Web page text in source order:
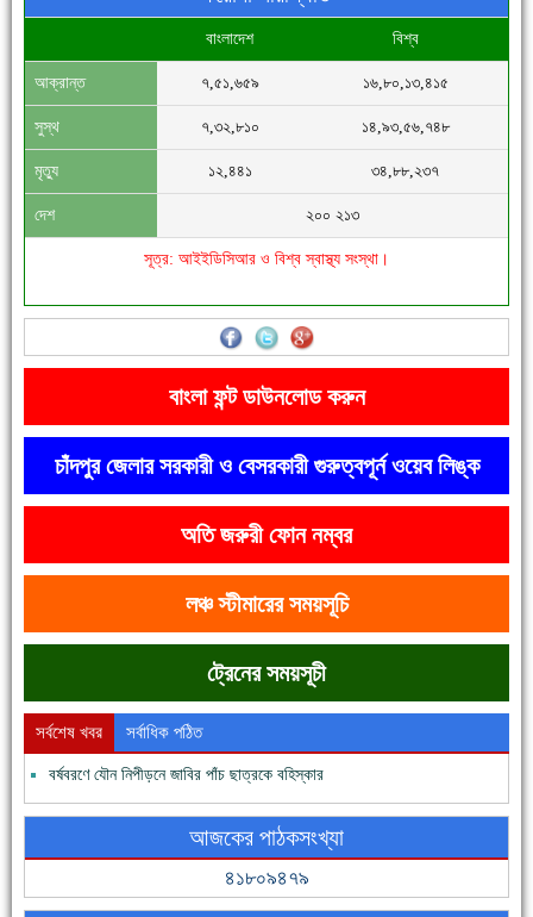
সিগমা ওয়েল ইন্ডাস্ট্রির মেকানিক ও গ্রাহক সভা
'বাংলা সাহিত্যানুরাগীরা তাঁর অবদানকে চিরকাল স্মরণ করবে'
দেশে রাস্তাঘাটসহ অনেক কিছুই হয়েছে, বাড়েনি কর্মসংস্থান
ফরিদগঞ্জের ভূমিহীন ২০ পরিবার আজ নিজের পাকা ঘরে উঠছে
বাংলাদেশ বিশ্ব
আক্রান্ত ৭,৫১,৬৫৯ ১৬,৮০,১৩,৪১৫
সুস্থ ৭,৩২,৮১০ ১৪,৯৩,৫৬,৭৪৮
মৃত্যু ১২,৪৪১ ৩৪,৮৮,২৩৭
দেশ ২০০ ২১৩
সূত্র: আইইডিসিআর ও বিশ্ব স্বাস্থ্য সংস্থা।
বাংলা ফন্ট ডাউনলোড করুন
চাঁদপুর জেলার সরকারী ও বেসরকারী গুরুত্বপূর্ন ওয়েব লিঙ্ক
অতি জরুরী ফোন নম্বর
লঞ্চ স্টীমারের সময়সূচি
ট্রেনের সময়সূচী
সর্বশেষ খবর সর্বাধিক পঠিত
বর্ষবরণে যৌন নিপীড়নে জাবির পাঁচ ছাত্রকে বহিস্কার
আজকের পাঠকসংখ্যা
৪১৮০৯৪৭৯